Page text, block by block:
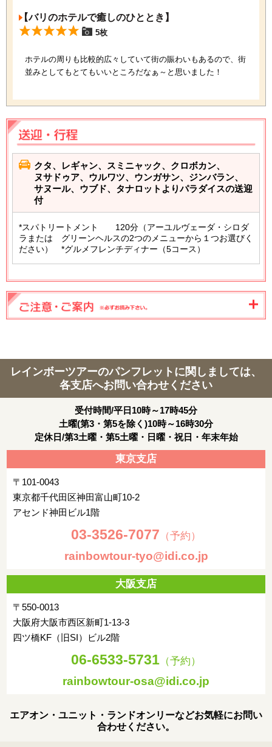
【バリのホテルで癒しのひととき】
5枚
ホテルの周りも比較的広々していて街の賑わいもあるので、街
並みとしてもとてもいいところだなぁ～と思いました！
クタ、レギャン、スミニャック、クロボカン、
ヌサドゥア、ウルワツ、ウンガサン、ジンバラン、
サヌール、ウブド、タナロットよりパラダイスの送迎
付
*スパトリートメント 120分（アーユルヴェーダ・シロダ
ラまたは グリーンヘルスの2つのメニューから１つお選びく
ださい） *グルメフレンチディナー（5コース）
レインボーツアーのパンフレットに関しましては、
各支店へお問い合わせください
受付時間/平日10時～17時45分
土曜(第3・第5を除く)10時～16時30分
定休日/第3土曜・第5土曜・日曜・祝日・年末年始
東京支店
〒101-0043
東京都千代田区神田富山町10-2
アセンド神田ビル1階
03-3526-7077 （予約）
rainbowtour-tyo@idi.co.jp
大阪支店
〒550-0013
大阪府大阪市西区新町1-13-3
四ツ橋KF（旧SI）ビル2階
06-6533-5731 （予約）
rainbowtour-osa@idi.co.jp
エアオン・ユニット・ランドオンリーなどお気軽にお問い
合わせください。